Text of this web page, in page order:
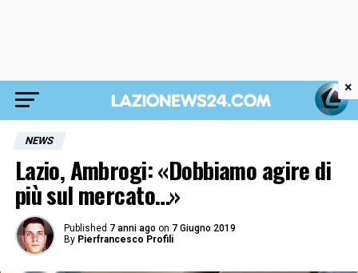
NEWS
Lazio, Ambrogi: «Dobbiamo agire di
più sul mercato…»
Published 7 anni ago on 7 Giugno 2019
By Pierfrancesco Profili
×